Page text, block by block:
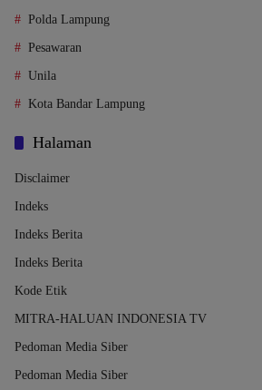
Polda Lampung
Pesawaran
Unila
Kota Bandar Lampung
Halaman
Disclaimer
Indeks
Indeks Berita
Indeks Berita
Kode Etik
MITRA-HALUAN INDONESIA TV
Pedoman Media Siber
Pedoman Media Siber